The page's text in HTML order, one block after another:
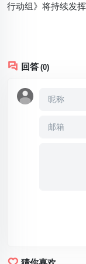
行动组》将持续发
回答 (0)